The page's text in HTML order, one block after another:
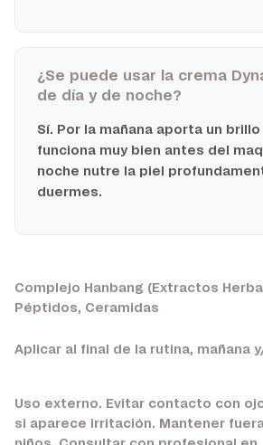
¿Se puede usar la crema
de día y de noche?
Sí. Por la mañana aporta un
funciona muy bien antes del
noche nutre la piel
duermes.
Complejo Hanbang (Extractos
Péptidos, Ceramidas
Aplicar al final de la rutina, mañana
Uso externo. Evitar contacto con
si aparece irritación. Mantener